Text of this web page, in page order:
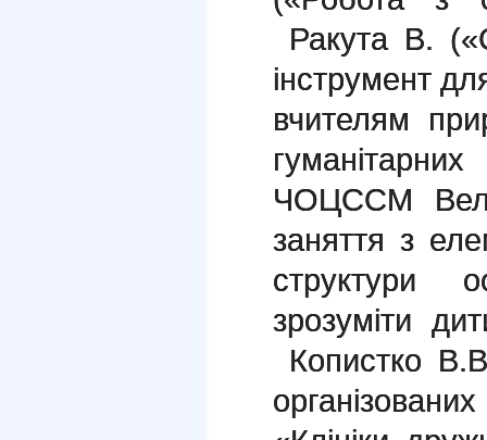
Ракута В.
інструмент
вчителям
ЧОЦССМ
заняття з
структури
зрозуміти
Копистко